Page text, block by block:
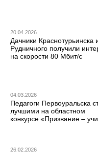
20.04.2026
Дачники Краснотурьинска
Рудничного получили
на скорости 80 Мбит/с
04.03.2026
Педагоги Первоуральска
лучшими на областном
конкурсе «Призвание –
26.02.2026